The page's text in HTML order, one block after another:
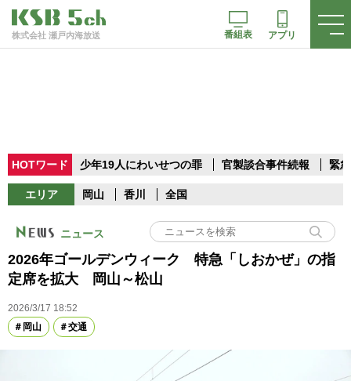
株式会社 瀬戸内海放送 番組表 アプリ
HOTワード 少年19人にわいせつの罪 官製談合事件続報 緊
エリア 岡山 香川 全国
ニュース
2026年ゴールデンウィーク 特急「しおかぜ」の指
定席を拡大 岡山～松山
2026/3/17 18:52
岡山
交通